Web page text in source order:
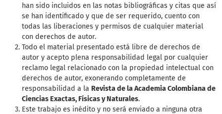
han sido incluidos en las notas bibliográficas y citas que así
se han identificado y que de ser requerido, cuento con
todas las liberaciones y permisos de cualquier material
con derechos de autor.
Todo el material presentado está libre de derechos de
autor y acepto plena responsabilidad legal por cualquier
reclamo legal relacionado con la propiedad intelectual con
derechos de autor, exonerando completamente de
responsabilidad a la Revista de la Academia Colombiana de
Ciencias Exactas, Físicas y Naturales.
Este trabajo es inédito y no será enviado a ninguna otra